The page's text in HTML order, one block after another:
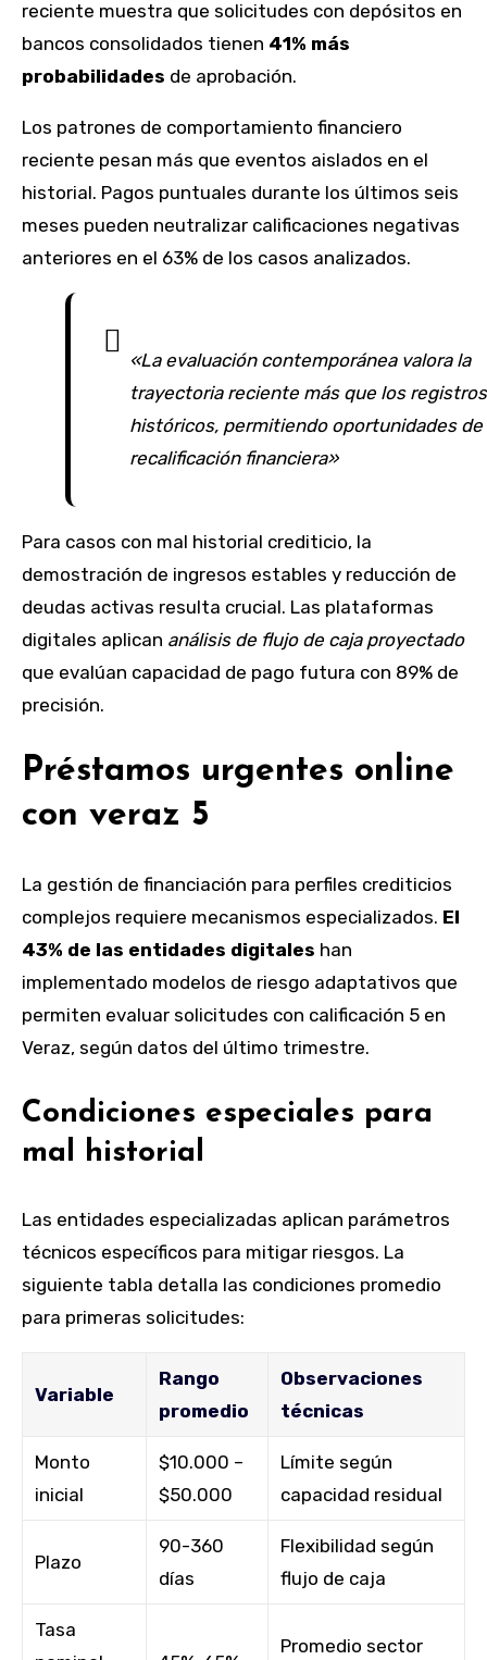
reciente muestra que solicitudes con depósitos en
bancos consolidados tienen 41% más
probabilidades de aprobación.
Los patrones de comportamiento financiero
reciente pesan más que eventos aislados en el
historial. Pagos puntuales durante los últimos seis
meses pueden neutralizar calificaciones negativas
anteriores en el 63% de los casos analizados.
«La evaluación contemporánea valora la
trayectoria reciente más que los registros
históricos, permitiendo oportunidades de
recalificación financiera»
Para casos con mal historial crediticio, la
demostración de ingresos estables y reducción de
deudas activas resulta crucial. Las plataformas
digitales aplican análisis de flujo de caja proyectado
que evalúan capacidad de pago futura con 89% de
precisión.
Préstamos urgentes online
con veraz 5
La gestión de financiación para perfiles crediticios
complejos requiere mecanismos especializados. El
43% de las entidades digitales han
implementado modelos de riesgo adaptativos que
permiten evaluar solicitudes con calificación 5 en
Veraz, según datos del último trimestre.
Condiciones especiales para
mal historial
Las entidades especializadas aplican parámetros
técnicos específicos para mitigar riesgos. La
siguiente tabla detalla las condiciones promedio
para primeras solicitudes:
Variable
Rango
promedio
Observaciones
técnicas
Monto
inicial
$10.000 –
$50.000
Límite según
capacidad residual
Plazo
90-360
días
Flexibilidad según
flujo de caja
Tasa
Promedio sector